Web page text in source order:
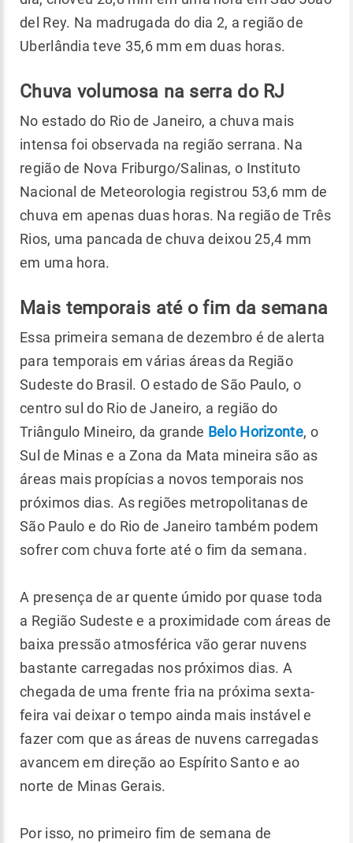
del Rey. Na madrugada do dia 2, a região de
Uberlândia teve 35,6 mm em duas horas.
Chuva volumosa na serra do RJ
No estado do Rio de Janeiro, a chuva mais
intensa foi observada na região serrana. Na
região de Nova Friburgo/Salinas, o Instituto
Nacional de Meteorologia registrou 53,6 mm de
chuva em apenas duas horas. Na região de Três
Rios, uma pancada de chuva deixou 25,4 mm
em uma hora.
Mais temporais até o fim da semana
Essa primeira semana de dezembro é de alerta
para temporais em várias áreas da Região
Sudeste do Brasil. O estado de São Paulo, o
centro sul do Rio de Janeiro, a região do
Triângulo Mineiro, da grande Belo Horizonte, o
Sul de Minas e a Zona da Mata mineira são as
áreas mais propícias a novos temporais nos
próximos dias. As regiões metropolitanas de
São Paulo e do Rio de Janeiro também podem
sofrer com chuva forte até o fim da semana.
A presença de ar quente úmido por quase toda
a Região Sudeste e a proximidade com áreas de
baixa pressão atmosférica vão gerar nuvens
bastante carregadas nos próximos dias. A
chegada de uma frente fria na próxima sexta-
feira vai deixar o tempo ainda mais instável e
fazer com que as áreas de nuvens carregadas
avancem em direção ao Espírito Santo e ao
norte de Minas Gerais.
Por isso, no primeiro fim de semana de